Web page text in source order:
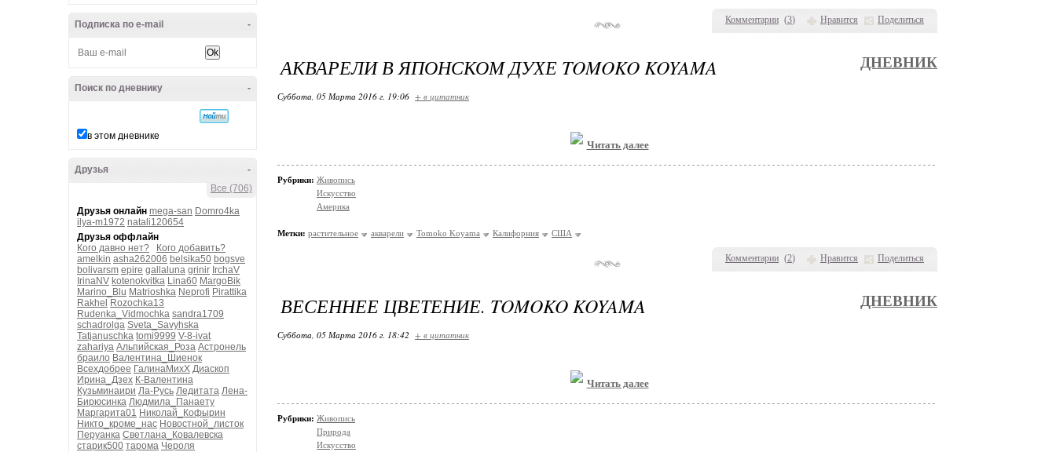
-
Подписка по e-mail
-
Поиск по дневнику
в этом дневнике
-
Друзья
Все (706)
Друзья онлайн mega-san Domro4ka
ilya-m1972 natali120654
Друзья оффлайн
Кого давно нет?
Кого добавить?
amelkin asha262006 belsika50 bogsve
bolivarsm epire gallaluna grinir IrchaV
IrinaNV kotenokvitka Lina60 MargoBik
Marino_Blu Matrioshka Neprofi Pirattika
Rakhel
Rozochka13
Rudenka_Vidmochka sandra1709
schadrolga Sveta_Savyhska
Tatjanuschka tomi9999 V-8-ivat
zahariya Альпийская_Роза Астронель
браило Валентина_Шиенок
Всехдобрее ГалинаМихХ Диаскоп
Ирина_Дзех К-Валентина
Кузьминаири Ла-Русь Ледитата Лена-
Бирюсинка Людмила_Панаету
Маргарита01 Николай_Кофырин
Никто_кроме_нас Новостной_листок
Перуанка Светлана_Ковалевска
старик500 тарома Чероля
Комментарии (3) Нравится Поделиться
Комментарии (2) Нравится Поделиться
АКВАРЕЛИ В ЯПОНСКОМ ДУХЕ TOMOKO KOYAMA ДНЕВНИК
Суббота, 05 Марта 2016 г. 19:06 + в цитатник
Читать далее
Рубрики: Живопись
Искусство
Америка
Метки: растительное акварели Tomoko Koyama Калифорния США
ВЕСЕННЕЕ ЦВЕТЕНИЕ. TOMOKO KOYAMA ДНЕВНИК
Суббота, 05 Марта 2016 г. 18:42 + в цитатник
Читать далее
Рубрики: Живопись
Природа
Искусство